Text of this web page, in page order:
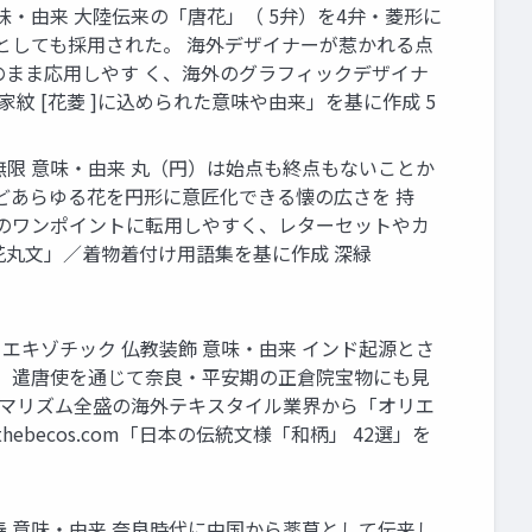
由来 大陸伝来の「唐花」（ 5弁）を4弁・菱形に
ても採用された。 海外デザイナーが惹かれる点
ま応用しやす く、海外のグラフィックデザイナ
紋 [花菱 ]に込められた意味や由来」を基に作成 5
意味・由来 丸（円）は始点も終点もないことか
らゆる花を円形に意匠化できる懐の広さを 持
ンポイントに転用しやすく、レターセットやカ
文」／着物着付け用語集を基に作成 深緑
キゾチック 仏教装飾 意味・由来 インド起源とさ
唐使を通じて奈良・平安期の正倉院宝物にも見
リズム全盛の海外テキスタイル業界から「オリエ
「日本の伝統文様「和柄」 42選」を